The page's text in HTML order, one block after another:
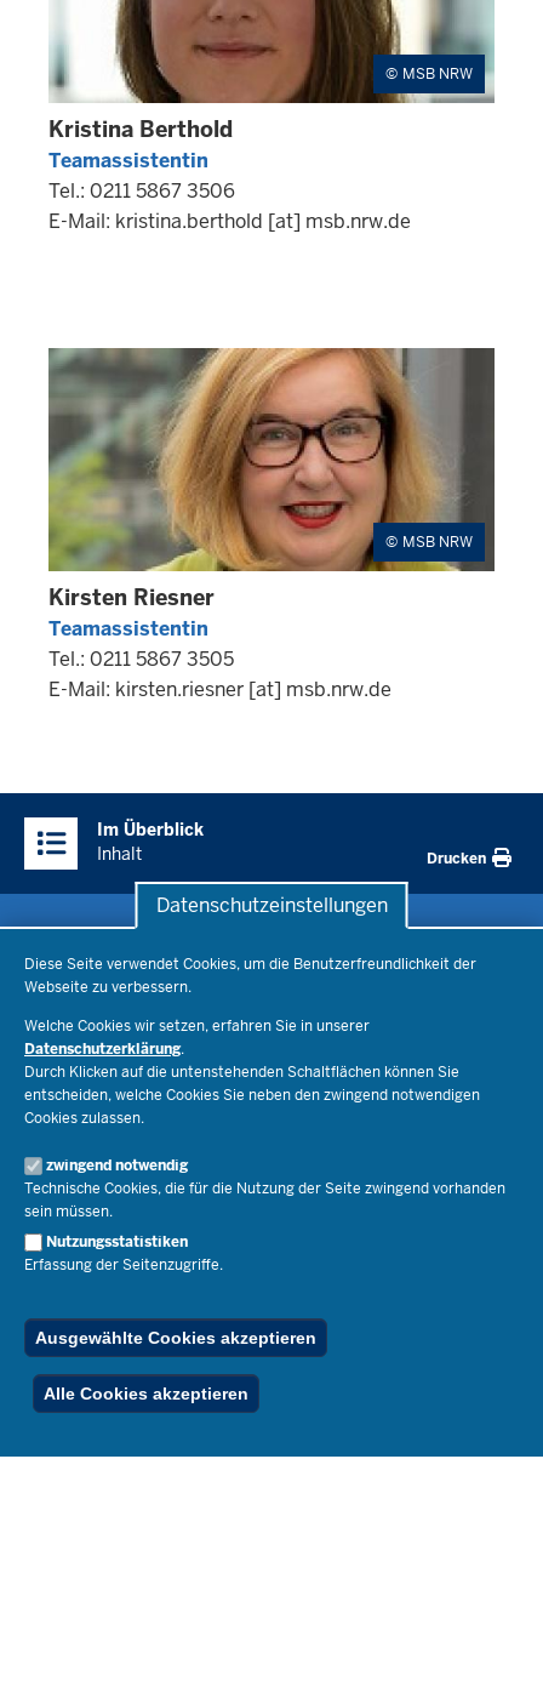
Datenschutzeinstellungen
Diese Seite verwendet Cookies, um die Benutzerfreundlichkeit der
Webseite zu verbessern.
Welche Cookies wir setzen, erfahren Sie in unserer
Datenschutzerklärung.
Durch Klicken auf die untenstehenden Schaltflächen können Sie
entscheiden, welche Cookies Sie neben den zwingend notwendigen
Cookies zulassen.
zwingend notwendig
Technische Cookies, die für die Nutzung der Seite zwingend vorhanden
sein müssen.
Nutzungsstatistiken
Erfassung der Seitenzugriffe.
Ausgewählte Cookies akzeptieren
Alle Cookies akzeptieren
MSB NRW
Kristina Berthold
Teamassistentin
Tel.: 0211 5867 3506
E-Mail: kristina.berthold [at] msb.nrw.de
MSB NRW
Kirsten Riesner
Teamassistentin
Tel.: 0211 5867 3505
E-Mail: kirsten.riesner [at] msb.nrw.de
Inhalte
Im Überblick
Inhalt
Drucken
Bildungsthemen
Lehrkräfte
Recht
Schulleben
Ministerium
Ministerin Dorothee Feller
Staatssekretär Dr. Urban Mauer
Open Government
Bibliothek
Veranstaltungen
Geschäftsbereich
Presse
Pressefotos
Social Media
Pressekontakt
Service
Schule(n) suchen
Kontakt
Der Weg zu uns
Publikationen
RSS-Feed
Ferienordnung
Spezialangebote
© 2026 Bildungsportal NRW
Below
Footer
Menu
Inhalt Impressum Datenschutz